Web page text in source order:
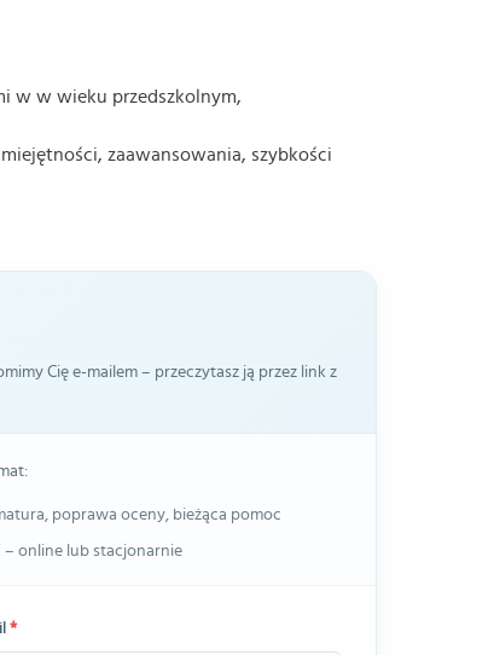
w w wieku przedszkolnym,
zaawansowania, szybkości
Cię e-mailem – przeczytasz ją przez link z
poprawa oceny, bieżąca pomoc
– online lub stacjonarnie
*